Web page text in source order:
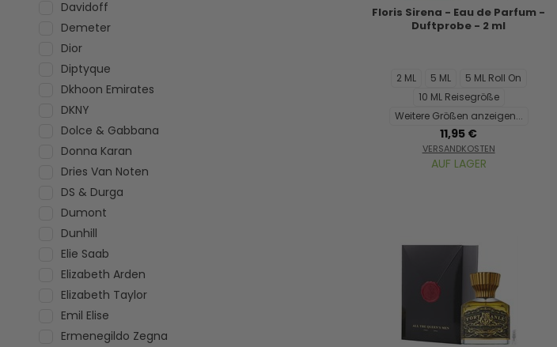
Davidoff
Demeter
Dior
Diptyque
Dkhoon Emirates
DKNY
Dolce & Gabbana
Donna Karan
Dries Van Noten
DS & Durga
Dumont
Dunhill
Elie Saab
Elizabeth Arden
Elizabeth Taylor
Emil Elise
Ermenegildo Zegna
Floris Sirena - Eau de Parfum -
Duftprobe - 2 ml
2 ML 5 ML
5 ML Roll On
10 ML Reisegröße
Weitere Größen anzeigen...
11,95 €
VERSANDKOSTEN
AUF LAGER